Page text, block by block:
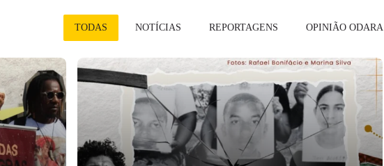
TODAS NOTÍCIAS REPORTAGENS OPINIÃO ODARA